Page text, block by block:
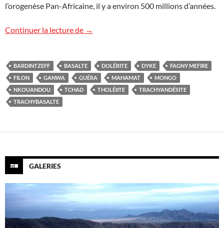
l’orogenèse Pan-Africaine, il y a environ 500 millions d’années.
Continuer la lecture de Filons volcaniques au Tchad
→
BARDINTZEFF BASALTE DOLÉRITE DYKE
FAGNY MEFIRE
FILON
GANWA GUÉRA MAHAMAT
MONGO
NKOUANDOU
TCHAD THOLÉIITE
TRACHYANDÉSITE
TRACHYBASALTE
GALERIES